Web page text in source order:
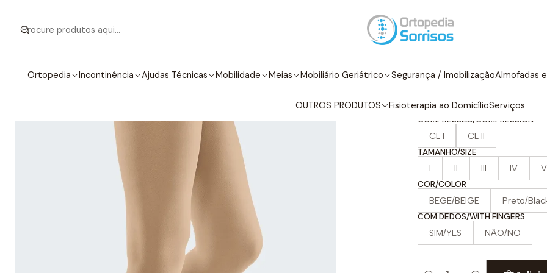
Ortopedia Incontinência Ajudas Técnicas Mobilidade Meias Mobiliário Geriátrico Segurança / ImobilizaçãoAlmofadas
OUTROS PRODUTOS Fisioterapia ao DomicílioServiços
Meia Compressão/Elástica AG até á raiz da coxa
Meia
coxa com
COMPRESSÃO/COMPRESSION
CL I CL II
TAMANHO/SIZE
I II III IV V
COR/COLOR
BEGE/BEIGE Preto/
COM DEDOS/WITH FINGERS
SIM/YES NÃO/NO